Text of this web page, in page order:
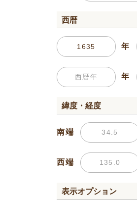
西暦
年
年
緯度・経度
南端
西端
表示オプション